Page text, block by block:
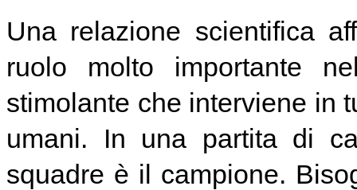
Una relazione scientifica
ruolo molto importante
stimolante che interviene in
umani. In una partita di
squadre è il campione.